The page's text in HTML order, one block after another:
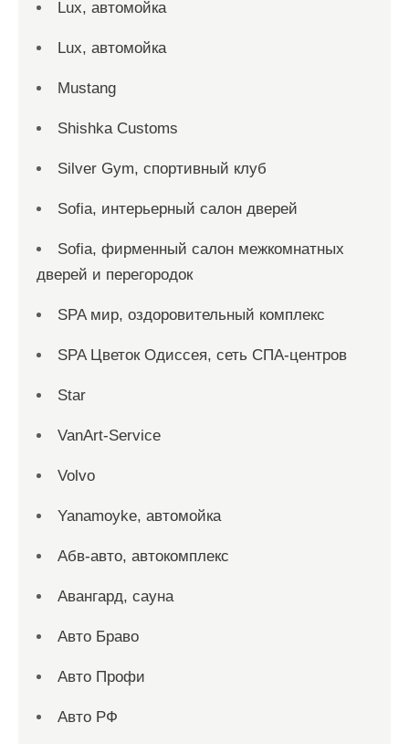
Lux, автомойка
Lux, автомойка
Mustang
Shishka Customs
Silver Gym, спортивный клуб
Sofia, интерьерный салон дверей
Sofia, фирменный салон межкомнатных
дверей и перегородок
SPA мир, оздоровительный комплекс
SPA Цветок Одиссея, сеть СПА-центров
Star
VanArt-Service
Volvo
Yanamoyke, автомойка
Абв-авто, автокомплекс
Авангард, сауна
Авто Браво
Авто Профи
Авто РФ